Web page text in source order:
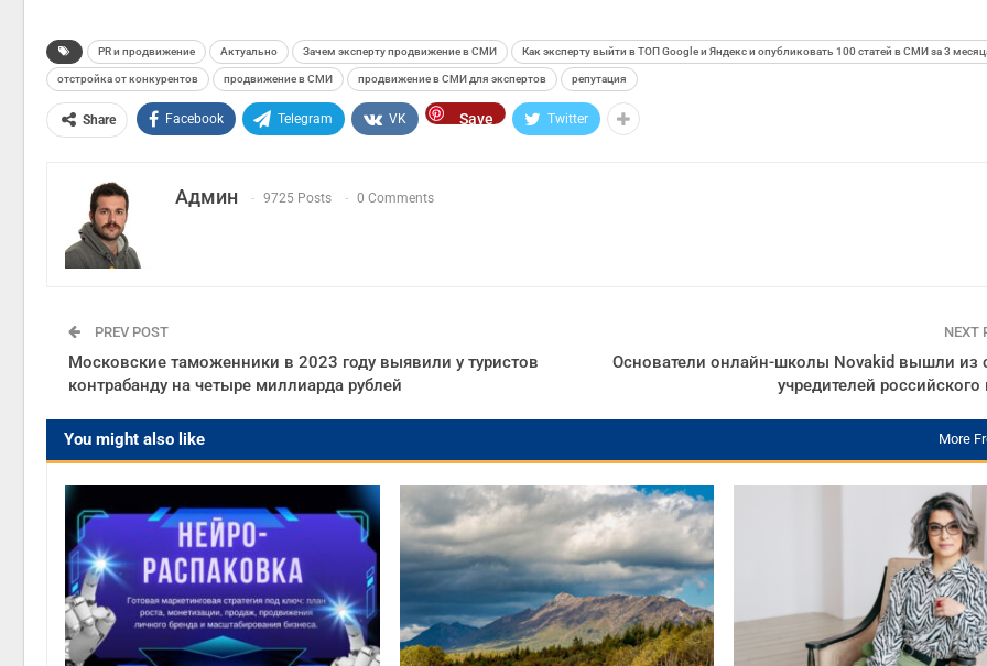
PR и продвижение Актуально Зачем эксперту продвижение в СМИ Как эксперту выйти в ТОП Google и Яндекс и опубликовать 100 статей в СМИ за 3
отстройка от конкурентов продвижение в СМИ продвижение в СМИ для экспертов репутация
Share Facebook Telegram VK Save Twitter
Админ 9725 Posts 0 Comments
PREV POST
Московские таможенники в 2023 году выявили у туристов
контрабанду на четыре миллиарда рублей
NEXT
Основатели онлайн-школы Novakid вышли из
учредителей
You might also like More